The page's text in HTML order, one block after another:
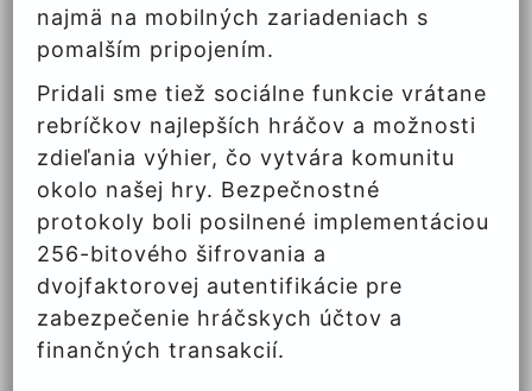
najmä na mobilných zariadeniach s
pomalším pripojením.
Pridali sme tiež sociálne funkcie vrátane
rebríčkov najlepších hráčov a možnosti
zdieľania výhier, čo vytvára komunitu
okolo našej hry. Bezpečnostné
protokoly boli posilnené implementáciou
256-bitového šifrovania a
dvojfaktorovej autentifikácie pre
zabezpečenie hráčskych účtov a
finančných transakcií.